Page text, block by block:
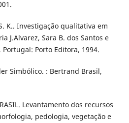
K.. Investigação qualitativa em
J.Alvarez, Sara B. dos Santos e
Porto Editora, 1994.
Simbólico. : Bertrand Brasil,
Levantamento dos recursos
pedologia, vegetação e